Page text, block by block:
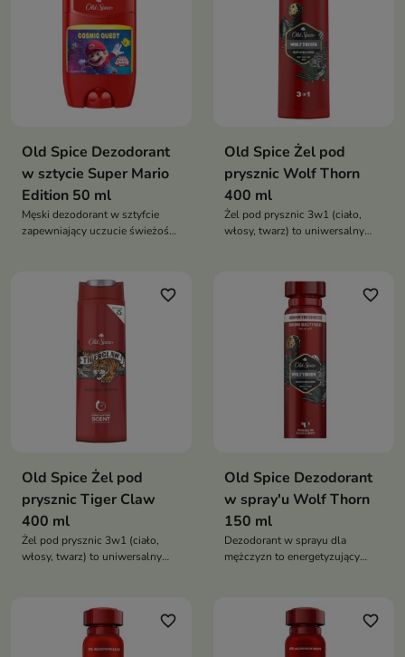
Old Spice Dezodorant
w sztycie Super Mario
Edition 50 ml
Męski dezodorant w sztyfcie
zapewniający uczucie świeżości
Galaxy Movie
Old Spice Żel pod
prysznic Wolf Thorn
400 ml
Żel pod prysznic 3w1 (ciało,
włosy, twarz) to uniwersalny
i zapewnia długotrwały,
energetyzujący zapach
favorite_border
Old Spice Żel pod
prysznic Tiger Claw
400 ml
Żel pod prysznic 3w1 (ciało,
włosy, twarz) to uniwersalny
i zapewnia długotrwały,
energetyzujący zapach
favorite_border
Old Spice Dezodorant
w spray'u Wolf Thorn
150 ml
Dezodorant w sprayu dla
mężczyzn to energetyzujący
zapewnia długotrwałą świeżość
i skuteczną ochronę przed
nieprzyjemnym zapachem
favorite_border favorite_border